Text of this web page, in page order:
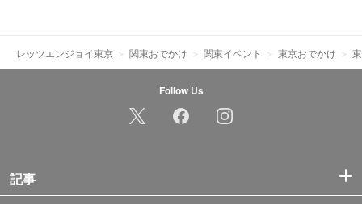
レッツエンジョイ東京 関東おでかけ 関東イベント 東京おでかけ
Follow Us
記事